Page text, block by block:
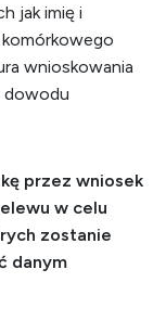
jak imię i
wnioskowania
dowodu
przez wniosek
w celu
zostanie
danym